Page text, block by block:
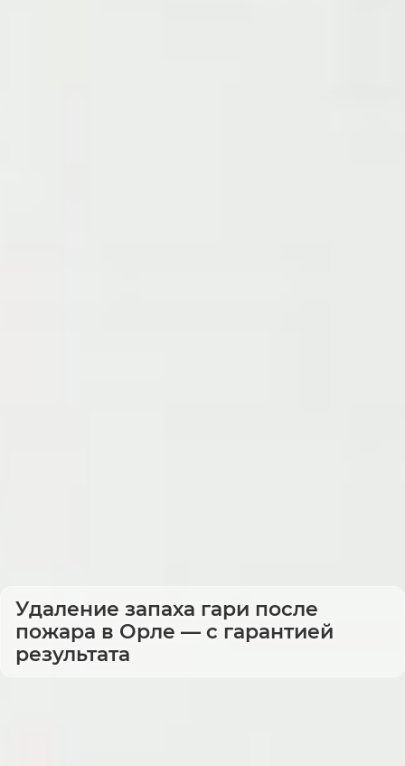
Удаление запаха гари после
пожара в Орле — с гарантией
результата